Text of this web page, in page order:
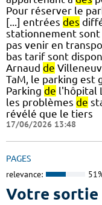
Pour réserver le
[...] entrées des
stationnement sont
pas venir en
bas tarif sont
Arnaud de
TaM, le parking est
Parking de l'hôpital
les problèmes de
révélé que le tiers
17/06/2026 13:48
PAGES
relevance:
Votre sortie